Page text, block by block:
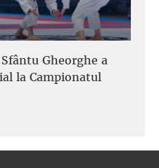
Gheorghe a
la Campionatul